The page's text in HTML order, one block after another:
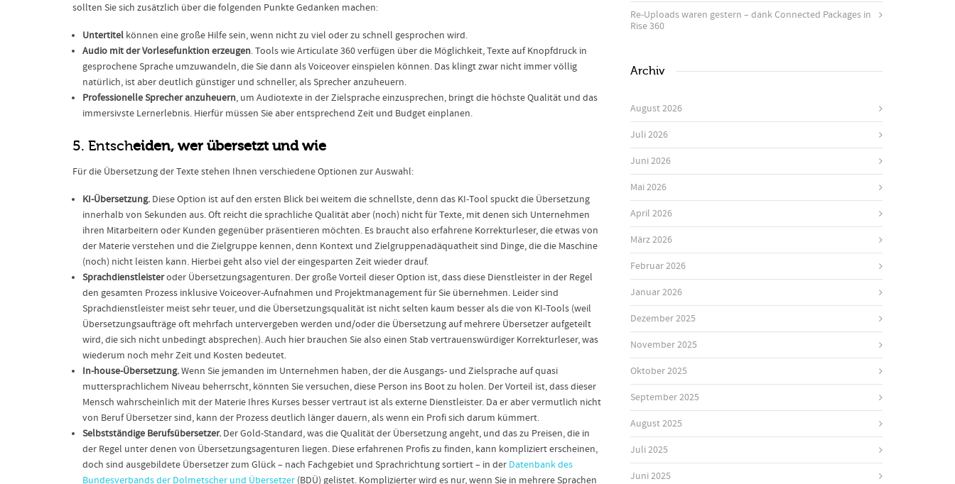
sollten Sie sich zusätzlich über die folgenden Punkte Gedanken machen:
Untertitel können eine große Hilfe sein, wenn nicht zu viel oder zu schnell gesprochen wird.
Audio mit der Vorlesefunktion erzeugen. Tools wie Articulate 360 verfügen über die Möglichkeit, Texte auf Knopfdruck in
gesprochene Sprache umzuwandeln, die Sie dann als Voiceover einspielen können. Das klingt zwar nicht immer völlig
natürlich, ist aber deutlich günstiger und schneller, als Sprecher anzuheuern.
Professionelle Sprecher anzuheuern, um Audiotexte in der Zielsprache einzusprechen, bringt die höchste Qualität und das
immersivste Lernerlebnis. Hierfür müssen Sie aber entsprechend Zeit und Budget einplanen.
5. Entscheiden, wer übersetzt und wie
Für die Übersetzung der Texte stehen Ihnen verschiedene Optionen zur Auswahl:
KI-Übersetzung. Diese Option ist auf den ersten Blick bei weitem die schnellste, denn das KI-Tool spuckt die Übersetzung
innerhalb von Sekunden aus. Oft reicht die sprachliche Qualität aber (noch) nicht für Texte, mit denen sich Unternehmen
ihren Mitarbeitern oder Kunden gegenüber präsentieren möchten. Es braucht also erfahrene Korrekturleser, die etwas von
der Materie verstehen und die Zielgruppe kennen, denn Kontext und Zielgruppenadäquatheit sind Dinge, die die Maschine
(noch) nicht leisten kann. Hierbei geht also viel der eingesparten Zeit wieder drauf.
Sprachdienstleisteroder Übersetzungsagenturen. Der große Vorteil dieser Option ist, dass diese Dienstleister in der Regel
den gesamten Prozess inklusive Voiceover-Aufnahmen und Projektmanagement für Sie übernehmen. Leider sind
Sprachdienstleister meist sehr teuer, und die Übersetzungsqualität ist nicht selten kaum besser als die von KI-Tools (weil
Übersetzungsaufträge oft mehrfach untervergeben werden und/oder die Übersetzung auf mehrere Übersetzer aufgeteilt
wird, die sich nicht unbedingt absprechen). Auch hier brauchen Sie also einen Stab vertrauenswürdiger Korrekturleser, was
wiederum noch mehr Zeit und Kosten bedeutet.
In-house-Übersetzung.Wenn Sie jemanden im Unternehmen haben, der die Ausgangs- und Zielsprache auf quasi
muttersprachlichem Niveau beherrscht, könnten Sie versuchen, diese Person ins Boot zu holen. Der Vorteil ist, dass dieser
Mensch wahrscheinlich mit der Materie Ihres Kurses besser vertraut ist als externe Dienstleister. Da er aber vermutlich nicht
von Beruf Übersetzer sind, kann der Prozess deutlich länger dauern, als wenn ein Profi sich darum kümmert.
Selbstständige Berufsübersetzer. Der Gold-Standard, was die Qualität der Übersetzung angeht, und das zu Preisen, die in
der Regel unter denen von Übersetzungsagenturen liegen. Diese erfahrenen Profis zu finden, kann kompliziert erscheinen,
doch sind ausgebildete Übersetzer zum Glück – nach Fachgebiet und Sprachrichtung sortiert – in der Datenbank des
Bundesverbands der Dolmetscher und Übersetzer (BDÜ) gelistet. Komplizierter wird es nur, wenn Sie in mehrere Sprachen
Re-Uploads waren gestern – dank Connected Packages in
Rise 360
Archiv
August 2026
Juli 2026
Juni 2026
Mai 2026
April 2026
März 2026
Februar 2026
Januar 2026
Dezember 2025
November 2025
Oktober 2025
September 2025
August 2025
Juli 2025
Juni 2025